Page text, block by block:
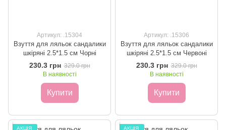
Артикул: .15304
Взуття для ляльок сандалики
шкіряні 2.5*1.5 см Чорні
230.3 грн 329.0 грн
В наявності
Купити
Артикул: .15306
Взуття для ляльок сандалики
шкіряні 2.5*1.5 см Червоні
230.3 грн 329.0 грн
В наявності
Купити
ㅤАКЦІЯ ㅤ
ㅤАКЦІЯ ㅤ